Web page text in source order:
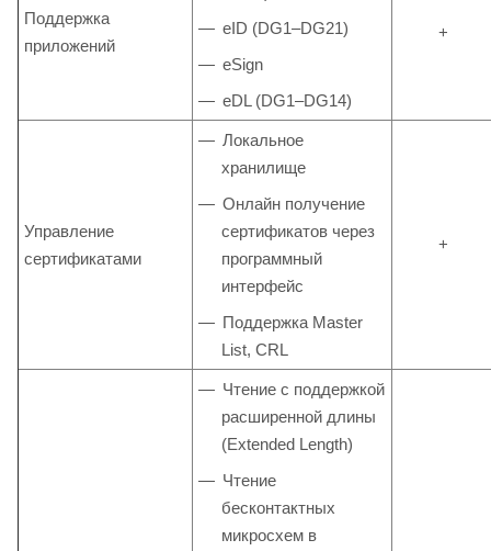
Поддержка
приложений
eID (DG1–DG21)
eSign
eDL (DG1–DG14)
+
Управление
сертификатами
Локальное
хранилище
Онлайн получение
сертификатов через
программный
интерфейс
Поддержка Master
List, CRL
+
Чтение с поддержкой
расширенной длины
(Extended Length)
Чтение
бесконтактных
микросхем в